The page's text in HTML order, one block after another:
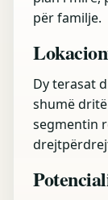
për familje.
Dy terasat
shumë
segmentin